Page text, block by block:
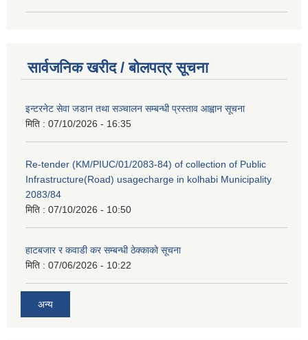
सार्वजनिक खरीद / बोलपत्र सूचना
इन्टरनेट सेवा जडान तथा सञ्चालन सम्बन्धी प्रस्ताव आह्वान सूचना
मिति : 07/10/2026 - 16:35
Re-tender (KM/PIUC/01/2083-84) of collection of Public
Infrastructure(Road) usagecharge in kolhabi Municipality
2083/84
मिति : 07/10/2026 - 10:50
हाटबजार र कवाडी कर सम्बन्धी ठेक्काको सूचना
मिति : 07/06/2026 - 10:22
अन्य